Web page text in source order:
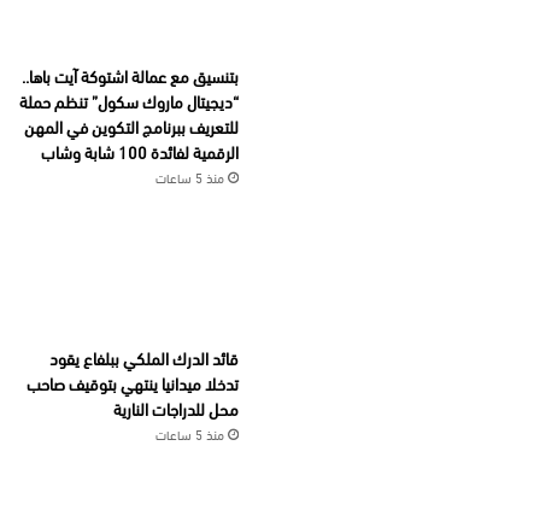
بتنسيق مع عمالة اشتوكة آيت باها..
“ديجيتال ماروك سكول” تنظم حملة
للتعريف ببرنامج التكوين في المهن
الرقمية لفائدة 100 شابة وشاب
منذ 5 ساعات
قائد الدرك الملكي ببلفاع يقود
تدخلا ميدانيا ينتهي بتوقيف صاحب
محل للدراجات النارية
منذ 5 ساعات